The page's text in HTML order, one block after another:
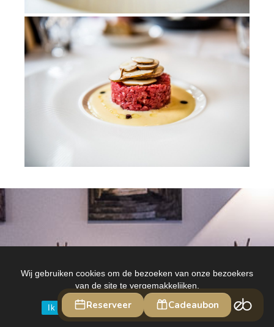
Wij gebruiken cookies om de bezoeken van onze bezoekers
van de site te vergemakkelijken.
Ik ga akkoord INFO: Cookies en Privacy